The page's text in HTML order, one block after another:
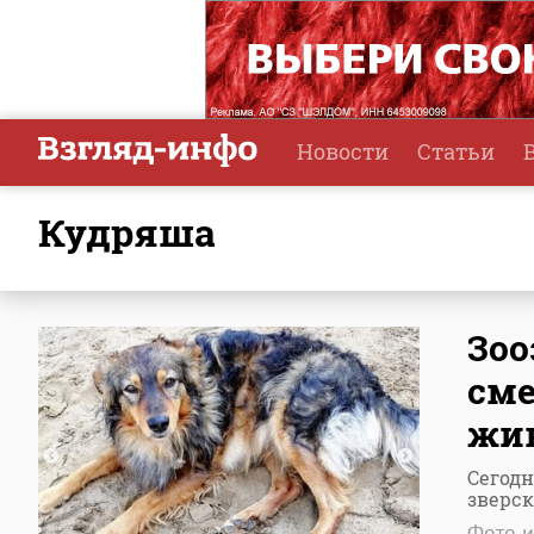
Новости Статьи
Кудряша